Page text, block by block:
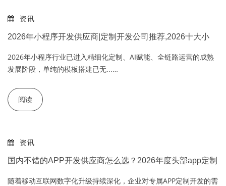
资讯
2026年小程序开发供应商|定制开发公司推荐,2026十大小
2026年小程序行业已进入精细化定制、AI赋能、全链路运营的成熟
发展阶段，单纯的模板搭建已无...…
阅读
资讯
国内不错的APP开发供应商怎么选？2026年度头部app定制
随着移动互联网数字化升级持续深化，企业对专属APP定制开发的需